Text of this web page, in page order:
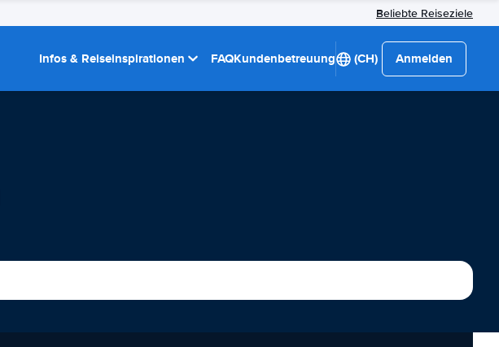
Beliebte Reiseziele
Infos & Reiseinspirationen FAQKundenbetreuung (CH) Anmelden